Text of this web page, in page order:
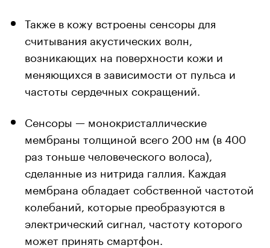
Также в кожу встроены сенсоры для
считывания акустических волн,
возникающих на поверхности кожи и
меняющихся в зависимости от пульса и
частоты сердечных сокращений.
Сенсоры — монокристаллические
мембраны толщиной всего 200 нм (в 400
раз тоньше человеческого волоса),
сделанные из нитрида галлия. Каждая
мембрана обладает собственной частотой
колебаний, которые преобразуются в
электрический сигнал, частоту которого
может принять смартфон.